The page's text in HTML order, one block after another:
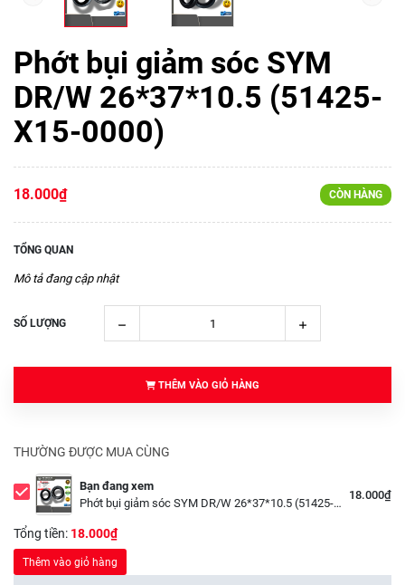
Phớt bụi giảm sóc SYM
DR/W 26*37*10.5 (51425-
X15-0000)
18.000₫ CÒN HÀNG
TỔNG QUAN
Mô tả đang cập nhật
SỐ LƯỢNG
THÊM VÀO GIỎ HÀNG
THƯỜNG ĐƯỢC MUA CÙNG
Bạn đang xem
Phớt bụi giảm sóc SYM DR/W 26*37*10.5 (51425-X15-0000)
18.000₫
Tổng tiền: 18.000₫
Thêm vào giỏ hàng